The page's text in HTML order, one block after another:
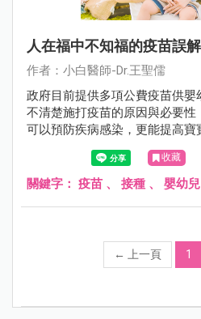
人在福中不知福的疫苗誤
作者：小白醫師-Dr.王聖儒
政府目前提供多項公費疫苗供
不清楚施打疫苗的原因與必要
可以預防疾病感染，更能提高寶
收藏
關鍵字： 疫苗 、 接種 、 嬰幼兒
← 上一頁 1